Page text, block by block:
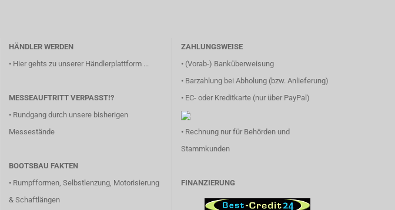
HÄNDLER WERDEN
• Hier gehts zu unserer Händlerplattform ...
MESSEAUFTRITT VERPASST!?
• Rundgang durch unsere bisherigen
Messestände
BOOTSBAU FAKTEN
• Rumpfformen, Selbstlenzung, Motorisierung
& Schaftlängen
ZAHLUNGSWEISE
• (Vorab-) Banküberweisung
• Barzahlung bei Abholung (bzw. Anlieferung)
• EC- oder Kreditkarte (nur über PayPal)
• Rechnung nur für Behörden und
Stammkunden
FINANZIERUNG